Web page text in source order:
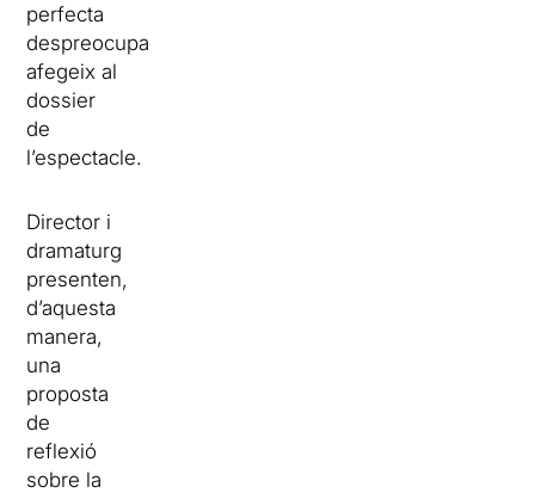
perfecta
despreocupació”,
afegeix al
dossier
de
l’espectacle.
Director i
dramaturg
presenten,
d’aquesta
manera,
una
proposta
de
reflexió
sobre la